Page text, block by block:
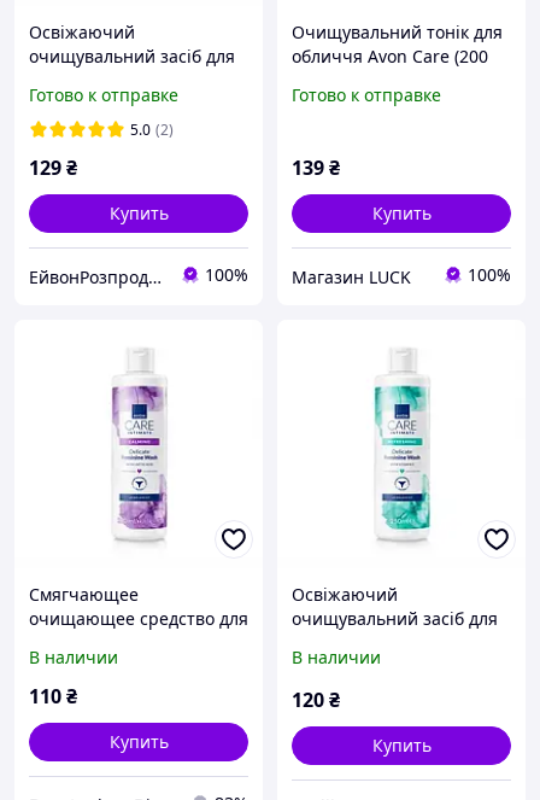
Освіжаючий
очищувальний засіб для
вітаміном E, ейвон 250мл
Готово к отправке
5.0 (2)
129₴
Купить
ЕйвонРозпродаж 100%
Очищувальний тонік для
обличчя Avon Care (200
Готово к отправке
139₴
Купить
Магазин LUCK 100%
Смягчающее
очищающее средство для
гигиены
В наличии
110₴
Купить
Освіжаючий
очищувальний засіб для
вітаміном E
В наличии
120₴
Купить